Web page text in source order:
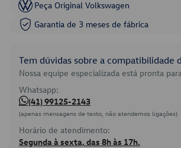
Peça Original Volkswagen
Garantia de 3 meses de fábrica
Tem dúvidas sobre a compatibilidade
Nossa equipe especializada está pronta
Whatsapp:
(41) 99125-2143
(apenas mensagens de texto, não atendemos ligações)
Horário de atendimento:
Segunda à sexta, das 8h às 17h.